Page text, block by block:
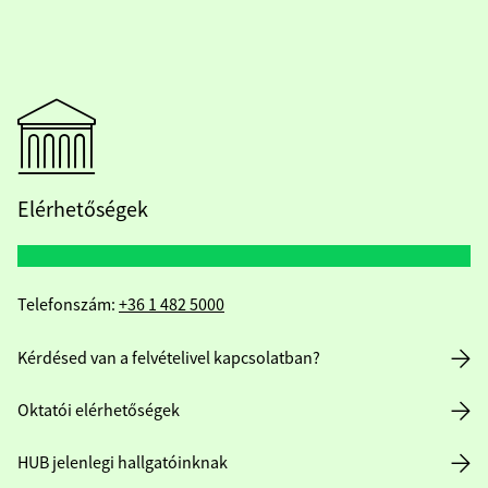
Elérhetőségek
Telefonszám: +36 1 482 5000
Kérdésed van a felvételivel kapcsolatban?
Oktatói elérhetőségek
HUB jelenlegi hallgatóinknak